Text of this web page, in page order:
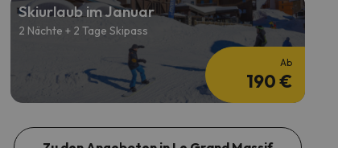
Skiurlaub im Januar
2 Nächte + 2 Tage Skipass
Ab
190 €